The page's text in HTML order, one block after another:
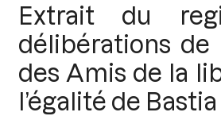
Extrait du
délibérations de
des Amis de la
l’égalité de Bastia